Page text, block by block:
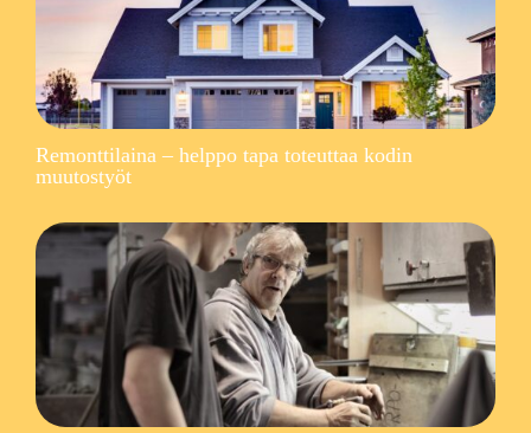
Remonttilaina – helppo tapa toteuttaa kodin
muutostyöt